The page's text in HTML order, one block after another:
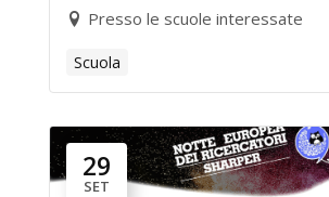
Presso le scuole interessate
Scuola
29
SET